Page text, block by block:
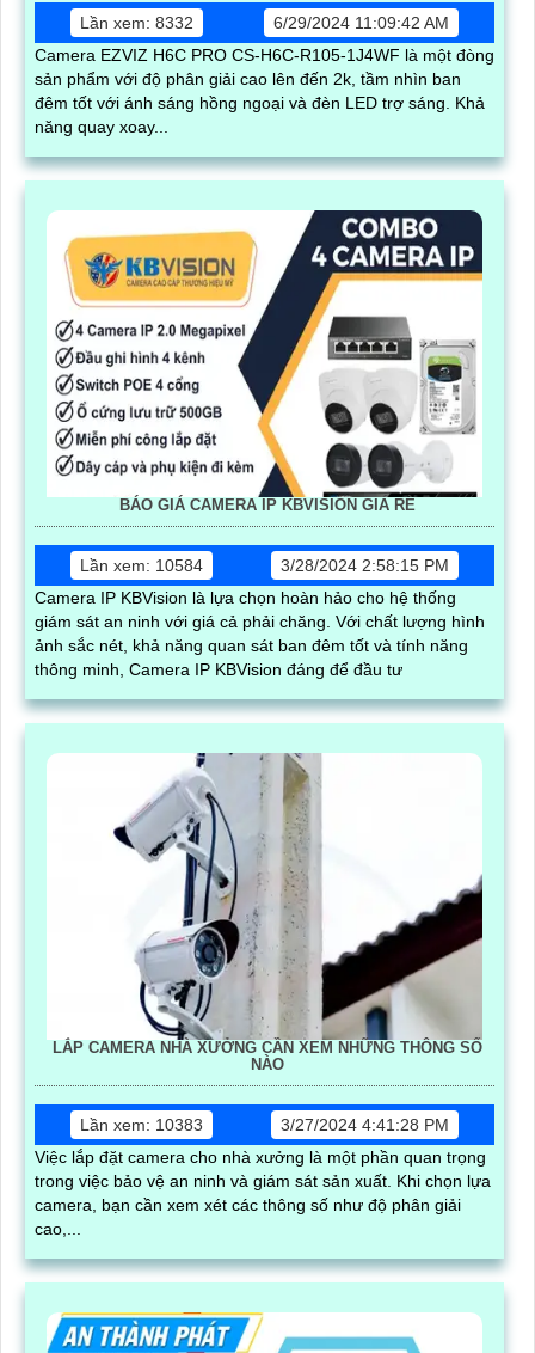
Lần xem: 8332
6/29/2024 11:09:42 AM
Camera EZVIZ H6C PRO CS-H6C-R105-1J4WF là một đòng
sản phẩm với độ phân giải cao lên đến 2k, tầm nhìn ban
đêm tốt với ánh sáng hồng ngoại và đèn LED trợ sáng. Khả
năng quay xoay...
BÁO GIÁ CAMERA IP KBVISION GIÁ RÈ
Lần xem: 10584
3/28/2024 2:58:15 PM
Camera IP KBVision là lựa chọn hoàn hảo cho hệ thống
giám sát an ninh với giá cả phải chăng. Với chất lượng hình
ảnh sắc nét, khả năng quan sát ban đêm tốt và tính năng
thông minh, Camera IP KBVision đáng để đầu tư
LẮP CAMERA NHÀ XƯỞNG CẦN XEM NHỮNG THÔNG SỐ
NÀO
Lần xem: 10383
3/27/2024 4:41:28 PM
Việc lắp đặt camera cho nhà xưởng là một phần quan trọng
trong việc bảo vệ an ninh và giám sát sản xuất. Khi chọn lựa
camera, bạn cần xem xét các thông số như độ phân giải
cao,...